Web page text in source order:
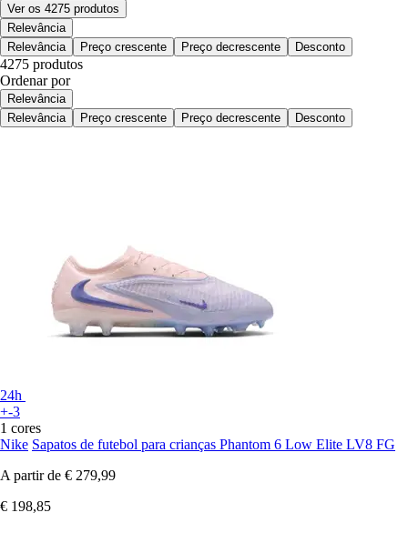
Ver os 4275 produtos
Relevância
Relevância
Preço crescente Preço decrescente Desconto
4275 produtos
Ordenar por
Relevância
Relevância
Preço crescente Preço decrescente Desconto
24h
+-3
1 cores
Nike Sapatos de futebol para crianças Phantom 6 Low Elite LV8 FG
A partir de € 279,99
€ 198,85